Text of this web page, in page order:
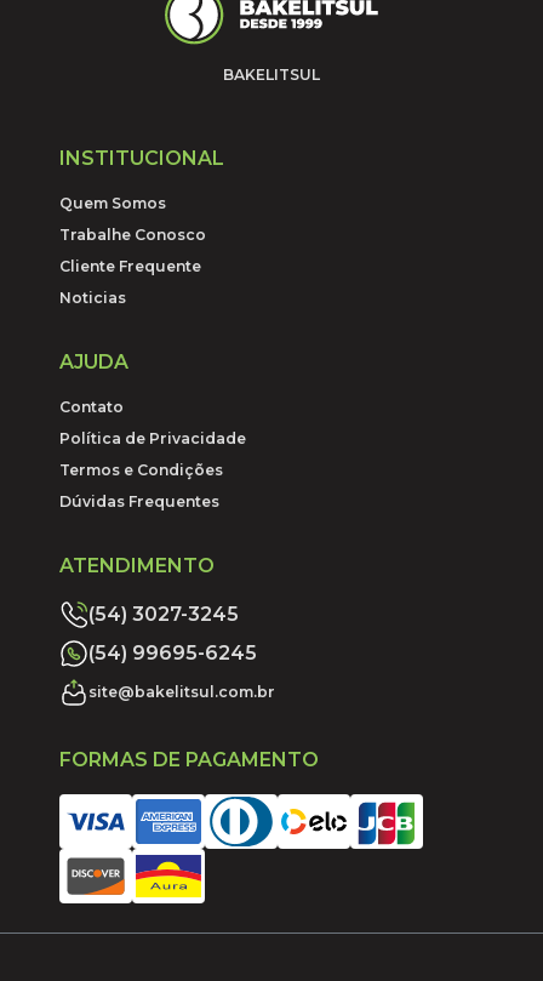
BAKELITSUL
INSTITUCIONAL
Quem Somos
Trabalhe Conosco
Cliente Frequente
Noticias
AJUDA
Contato
Política de Privacidade
Termos e Condições
Dúvidas Frequentes
ATENDIMENTO
(54) 3027-3245
(54) 99695-6245
site@bakelitsul.com.br
FORMAS DE PAGAMENTO